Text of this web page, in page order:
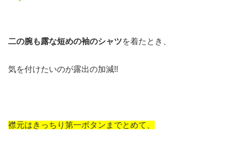
二の腕も露な短めの袖のシャツを着たとき、
気を付けたいのが露出の加減!!
襟元はきっちり第一ボタンまでとめて、